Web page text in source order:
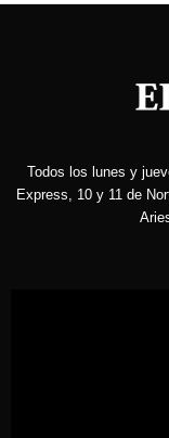
Todos los lunes y
Express, 10 y 11 de